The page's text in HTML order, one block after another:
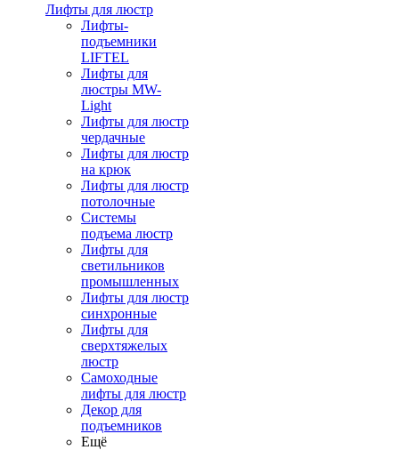
Лифты для люстр
Лифты-
подъемники
LIFTEL
Лифты для
люстры MW-
Light
Лифты для люстр
чердачные
Лифты для люстр
на крюк
Лифты для люстр
потолочные
Системы
подъема люстр
Лифты для
светильников
промышленных
Лифты для люстр
синхронные
Лифты для
сверхтяжелых
люстр
Самоходные
лифты для люстр
Декор для
подъемников
Ещё